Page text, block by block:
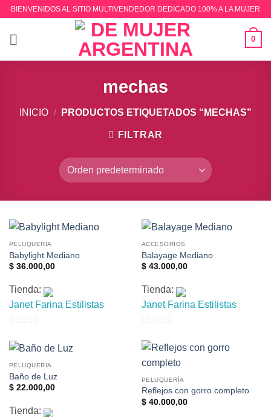
Saltar
contenido
BIENVENIDOS AL SITIO MULTIVENDEDOR DEDICADO 100% A LA MUJER
0
mechas
INICIO / PRODUCTOS ETIQUETADOS “MECHAS”
FILTRAR
PELUQUERÍA
Babylight Mediano
$36.000,00
Tienda:
Janet Farina Estilistas
de
5
ACCESORIOS
Balayage Mediano
$43.000,00
Tienda:
Janet Farina Estilistas
de
5
PELUQUERÍA
Baño de Luz
$22.000,00
Tienda:
PELUQUERÍA
Reflejos con gorro completo
$40.000,00